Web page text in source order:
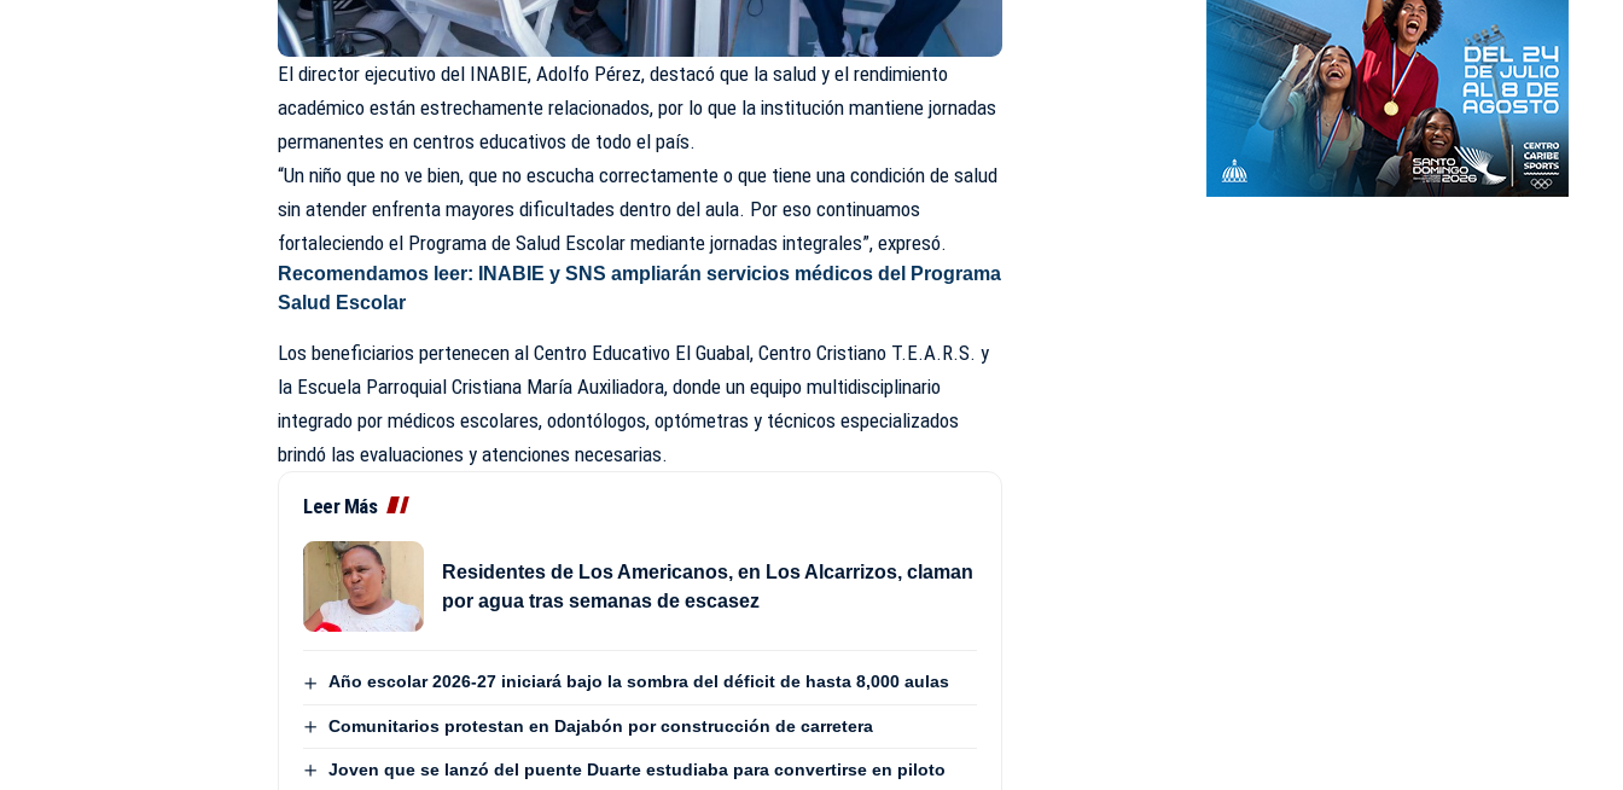
El director ejecutivo del INABIE, Adolfo Pérez, destacó que la salud y el rendimiento
académico están estrechamente relacionados, por lo que la institución mantiene jornadas
permanentes en centros educativos de todo el país.
“Un niño que no ve bien, que no escucha correctamente o que tiene una condición de salud
sin atender enfrenta mayores dificultades dentro del aula. Por eso continuamos
fortaleciendo el Programa de Salud Escolar mediante jornadas integrales”, expresó.
Recomendamos leer:
INABIE y SNS ampliarán servicios médicos del Programa
Salud Escolar
Los beneficiarios pertenecen al Centro Educativo El Guabal, Centro Cristiano T.E.A.R.S. y
la Escuela Parroquial Cristiana María Auxiliadora, donde un equipo multidisciplinario
integrado por médicos escolares, odontólogos, optómetras y técnicos especializados
brindó las evaluaciones y atenciones necesarias.
Leer Más
Residentes de Los Americanos, en Los Alcarrizos, claman
por agua tras semanas de escasez
Año escolar 2026-27 iniciará bajo la sombra del déficit de hasta 8,000 aulas
Comunitarios protestan en Dajabón por construcción de carretera
Joven que se lanzó del puente Duarte estudiaba para convertirse en piloto